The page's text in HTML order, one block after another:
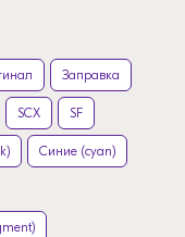
Заправка
SCX SF
Синие (cyan)